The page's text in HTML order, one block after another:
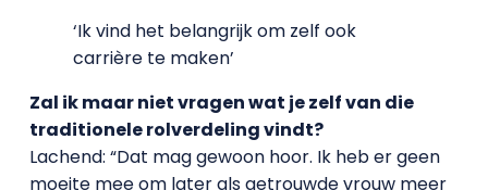
‘Ik vind het belangrijk om zelf ook
carrière te maken’
Zal ik maar niet vragen wat je zelf van die
traditionele rolverdeling vindt?
Lachend: “Dat mag gewoon hoor. Ik heb er geen
moeite mee om later als getrouwde vrouw meer